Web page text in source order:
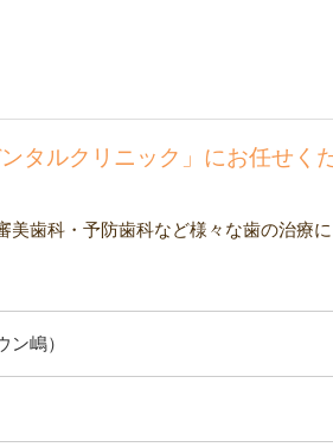
タルクリニック」にお任せく
歯科・予防歯科など様々な歯の治療に
嶋）